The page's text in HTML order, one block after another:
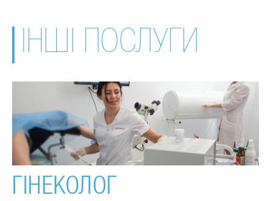
ІНШІ ПОСЛУГИ
ГІНЕКОЛОГ